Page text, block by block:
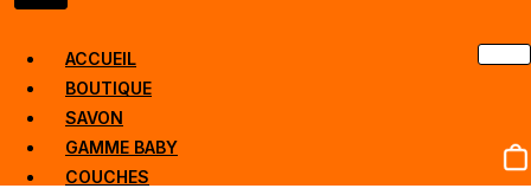
ACCUEIL
BOUTIQUE
SAVON
GAMME BABY
COUCHES